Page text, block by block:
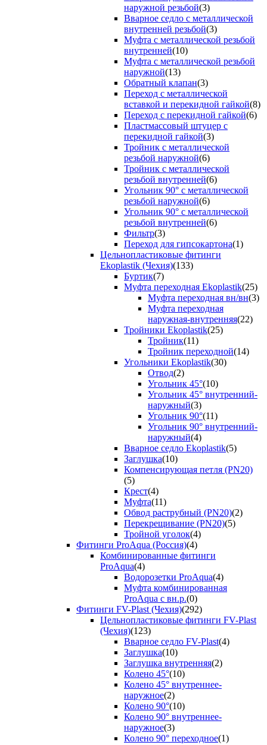
наружной резьбой(3)
Вварное седло с металлической
внутренней резьбой(3)
Муфта с металлической резьбой
внутренней(10)
Муфта с металлической резьбой
наружной(13)
Обратный клапан(3)
Переход с металлической
вставкой и перекидной гайкой(8)
Переход с перекидной гайкой(6)
Пластмассовый штуцер с
перекидной гайкой(3)
Тройник с металлической
резьбой наружной(6)
Тройник с металлической
резьбой внутренней(6)
Угольник 90° с металлической
резьбой наружной(6)
Угольник 90° с металлической
резьбой внутренней(6)
Фильтр(3)
Переход для гипсокартона(1)
Цельнопластиковые фитинги
Ekoplastik (Чехия)(133)
Буртик(7)
Муфта переходная Ekoplastik(25)
Муфта переходная вн/вн(3)
Муфта переходная
наружная-внутренняя(22)
Тройники Ekoplastik(25)
Тройник(11)
Тройник переходной(14)
Угольники Ekoplastik(30)
Отвод(2)
Угольник 45°(10)
Угольник 45° внутренний-
наружный(3)
Угольник 90°(11)
Угольник 90° внутренний-
наружный(4)
Вварное седло Ekoplastik(5)
Заглушка(10)
Компенсирующая петля (PN20)
(5)
Крест(4)
Муфта(11)
Обвод раструбный (PN20)(2)
Перекрещивание (PN20)(5)
Тройной уголок(4)
Фитинги ProAqua (Россия)(4)
Комбинированные фитинги
ProAqua(4)
Водорозетки ProAqua(4)
Муфта комбинированная
ProAqua с вн.р.(0)
Фитинги FV-Plast (Чехия)(292)
Цельнопластиковые фитинги FV-Plast
(Чехия)(123)
Вварное седло FV-Plast(4)
Заглушка(10)
Заглушка внутренняя(2)
Колено 45°(10)
Колено 45° внутреннее-
наружное(2)
Колено 90°(10)
Колено 90° внутреннее-
наружное(3)
Колено 90° переходное(1)